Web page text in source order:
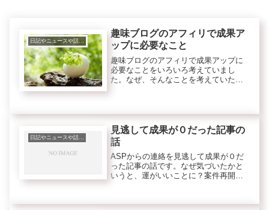
日記やニュースや話題、トレンド等
趣味ブログのアフィリで成果ア
ップに必要なこと
趣味ブログのアフィリで成果アップに
必要なことをいろいろ考えていまし
た。なぜ、そんなことを考えていたか
日記やニュースや話題、トレンド等
見逃して成果が０だった記事の
話
ASPからの連絡を見逃して成果が０だ
った記事の話です。なぜ気づいたかと
いうと、運がいいことに？案件再開の
た・・・・